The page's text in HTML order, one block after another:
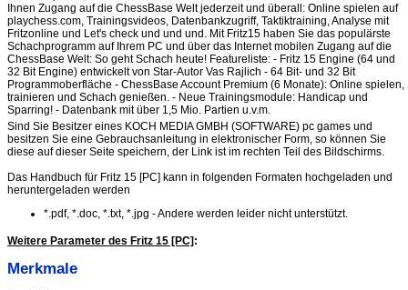
Ihnen Zugang auf die ChessBase Welt jederzeit und überall: Online spielen auf
playchess.com, Trainingsvideos, Datenbankzugriff, Taktiktraining, Analyse mit
Fritzonline und Let's check und und und. Mit Fritz15 haben Sie das populärste
Schachprogramm auf Ihrem PC und über das Internet mobilen Zugang auf die
ChessBase Welt: So geht Schach heute! Featureliste: - Fritz 15 Engine (64 und
32 Bit Engine) entwickelt von Star-Autor Vas Rajlich - 64 Bit- und 32 Bit
Programmoberfläche - ChessBase Account Premium (6 Monate): Online spielen,
trainieren und Schach genießen. - Neue Trainingsmodule: Handicap und
Sparring! - Datenbank mit über 1,5 Mio. Partien u.v.m.
Sind Sie Besitzer eines KOCH MEDIA GMBH (SOFTWARE) pc games und
besitzen Sie eine Gebrauchsanleitung in elektronischer Form, so können Sie
diese auf dieser Seite speichern, der Link ist im rechten Teil des Bildschirms.
Das Handbuch für Fritz 15 [PC] kann in folgenden Formaten hochgeladen und
heruntergeladen werden
*.pdf, *.doc, *.txt, *.jpg - Andere werden leider nicht unterstützt.
Weitere Parameter des Fritz 15 [PC] :
Merkmale